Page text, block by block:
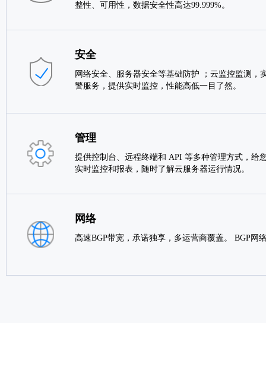
整性、可用性，数据安全性高达99.999%。
安全
网络安全、服务器安全等基础防护 ；云监控监测
警服务，提供实时监控，性能高低一目了然。
管理
提供控制台、远程终端和 API 等多种管理方式，给
实时监控和报表，随时了解云服务器运行情况。
网络
高速BGP带宽，承诺独享，多运营商覆盖。 BGP